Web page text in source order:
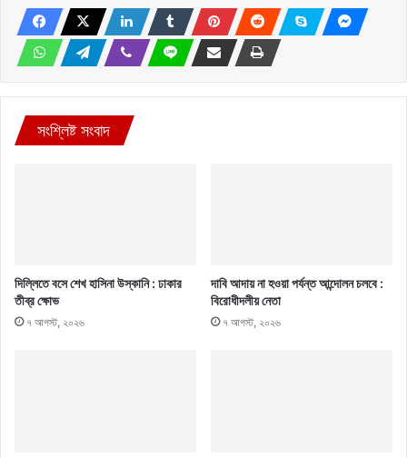
সংশ্লিষ্ট সংবাদ
দিল্লিতে বসে শেখ হাসিনা উস্কানি : ঢাকার
তীব্র ক্ষোভ
৭ আগস্ট, ২০২৬
দাবি আদায় না হওয়া পর্যন্ত আন্দোলন চলবে :
বিরোধীদলীয় নেতা
৭ আগস্ট, ২০২৬